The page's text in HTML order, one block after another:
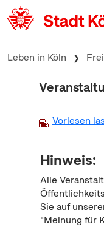
zum Inhalt springen
Leben in Köln
Vorlesen
Hinweis:
Alle
Sie auf
"Meinung für